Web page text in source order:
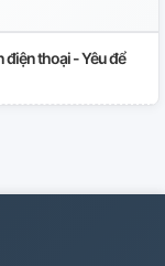
thoại - Yêu để